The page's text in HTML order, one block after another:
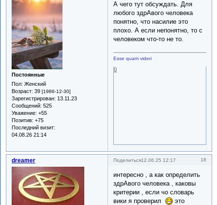
Постоянные
Пол: Женский
Возраст: 39 [1986-12-30]
Зарегистрирован: 13.11.23
Сообщений: 525
Уважение: +55
Позитив: +75
Последний визит:
04.08.26 21:14
А чего тут обсуждать. Для
любого здрАвого человека
понятно, что насилие это
плохо. А если непонятно, то с
человеком что-то не то.
Esse quam videri
0
Поделиться 18
12.06.25 12:17
dreamer
интересно , а как определить
здрАвого человека , каковы
критерии , если чо словарь
вики я проверил
это